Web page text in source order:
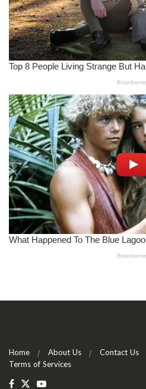
Home About Us Contact Us
Terms of Services